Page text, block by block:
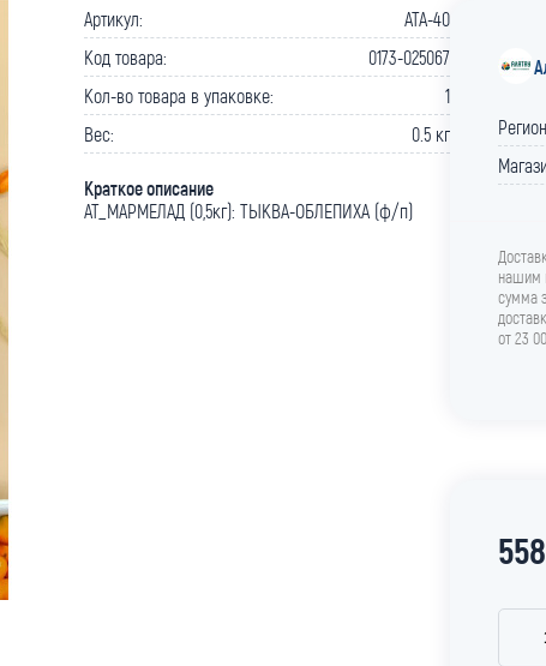
Артикул:
ATA-40
Код товара:
0173-025067
Кол-во товара в упаковке:
1
Вес:
0.5 кг
Краткое описание
АТ_МАРМЕЛАД (0,5кг): ТЫКВА-ОБЛЕПИХА (ф/п)
нашим
сумма
от 23